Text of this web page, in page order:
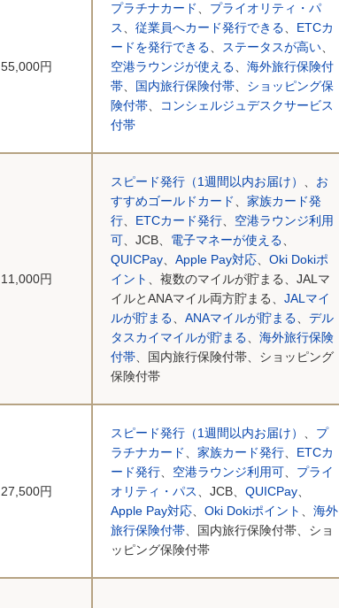
55,000円
プラチナカード、 プライオリティ・パ
ス、 従業員へカード発行できる、 ETCカ
ードを発行できる、 ステータスが高い、
空港ラウンジが使える、 海外旅行保険付
帯、 国内旅行保険付帯、 ショッピング保
険付帯、
コンシェルジュデスクサービス
付帯
11,000円
スピード発行（1週間以内お届け） 、 お
すすめゴールドカード、 家族カード発
行、 ETCカード発行、 空港ラウンジ利用
可、JCB、 電子マネーが使える、
QUICPay、 Apple Pay対応、 Oki Dokiポ
イント 、複数のマイルが貯まる、JALマ
イルとANAマイル両方貯まる、 JALマイ
ルが貯まる、 ANAマイルが貯まる、 デル
タスカイマイルが貯まる、 海外旅行保険
付帯、国内旅行保険付帯、ショッピング
保険付帯
27,500円
スピード発行（1週間以内お届け） 、 プ
ラチナカード、 家族カード発行、 ETCカ
ード発行、 空港ラウンジ利用可、 プライ
オリティ・パス、JCB、 QUICPay、
Apple Pay対応、 Oki Dokiポイント 、 海外
旅行保険付帯、国内旅行保険付帯、ショ
ッピング保険付帯